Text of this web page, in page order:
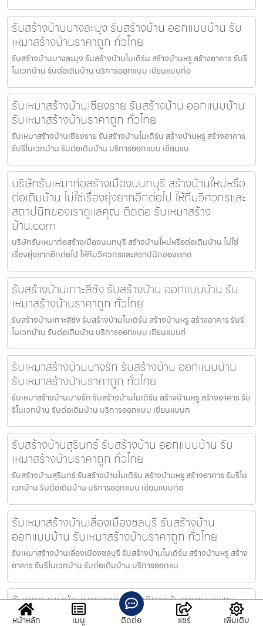
รับสร้างบ้านบางละมุง รับสร้างบ้าน ออกแบบบ้าน รับ
เหมาสร้างบ้านราคาถูก ทั่วไทย
รับสร้างบ้านบางละมุง รับสร้างบ้านโมเดิร์น สร้างบ้านหรู สร้างอาคาร รับรี
โนเวทบ้าน รับต่อเติมบ้าน บริการออกแบบ เขียนแบบก่อ
รับเหมาสร้างบ้านเชียงราย รับสร้างบ้าน ออกแบบบ้าน
รับเหมาสร้างบ้านราคาถูก ทั่วไทย
รับเหมาสร้างบ้านเชียงราย รับสร้างบ้านโมเดิร์น สร้างบ้านหรู สร้างอาคาร
รับรีโนเวทบ้าน รับต่อเติมบ้าน บริการออกแบบ เขียนแบ
บริษัทรับเหมาก่อสร้างเมืองนนทบุรี สร้างบ้านใหม่หรือ
ต่อเติมบ้าน ไม่ใช่เรื่องยุ่งยากอีกต่อไป ให้ทีมวิศวกรและ
สถาปนิกของเราดูแลคุณ ติดต่อ รับเหมาสร้าง
บ้าน.com
บริษัทรับเหมาก่อสร้างเมืองนนทบุรี สร้างบ้านใหม่หรือต่อเติมบ้าน ไม่ใช่
เรื่องยุ่งยากอีกต่อไป ให้ทีมวิศวกรและสถาปนิกของเราด
รับสร้างบ้านเกาะสีชัง รับสร้างบ้าน ออกแบบบ้าน รับ
เหมาสร้างบ้านราคาถูก ทั่วไทย
รับสร้างบ้านเกาะสีชัง รับสร้างบ้านโมเดิร์น สร้างบ้านหรู สร้างอาคาร รับรี
โนเวทบ้าน รับต่อเติมบ้าน บริการออกแบบ เขียนแบบก่
รับเหมาสร้างบ้านบางรัก รับสร้างบ้าน ออกแบบบ้าน
รับเหมาสร้างบ้านราคาถูก ทั่วไทย
รับเหมาสร้างบ้านบางรัก รับสร้างบ้านโมเดิร์น สร้างบ้านหรู สร้างอาคาร รับ
รีโนเวทบ้าน รับต่อเติมบ้าน บริการออกแบบ เขียนแบบก
รับสร้างบ้านสุรินทร์ รับสร้างบ้าน ออกแบบบ้าน รับ
เหมาสร้างบ้านราคาถูก ทั่วไทย
รับสร้างบ้านสุรินทร์ รับสร้างบ้านโมเดิร์น สร้างบ้านหรู สร้างอาคาร รับรีโน
เวทบ้าน รับต่อเติมบ้าน บริการออกแบบ เขียนแบบก่อ
รับเหมาสร้างบ้านเลี่องเมืองชลบุรี รับสร้างบ้าน
ออกแบบบ้าน รับเหมาสร้างบ้านราคาถูก ทั่วไทย
รับเหมาสร้างบ้านเลี่องเมืองชลบุรี รับสร้างบ้านโมเดิร์น สร้างบ้านหรู สร้าง
อาคาร รับรีโนเวทบ้าน รับต่อเติมบ้าน บริการออกแบ
รับออกแบบบ้านบางกรวย ให้บริการรับออกแบบและ
สร้างบ้าน ควบคู่ไปกับงานรับออกแบบบ้านที่พร้อมตอบ
หน้าหลัก เมนู ติดต่อ แชร์ เพิ่มเติม